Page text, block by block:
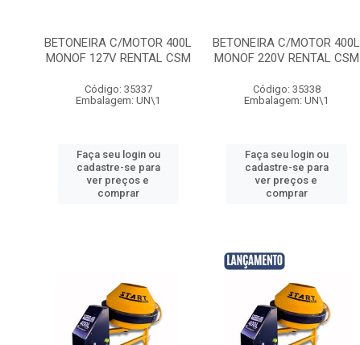
BETONEIRA C/MOTOR 400L
MONOF 127V RENTAL CSM
Código: 35337
Embalagem: UN\1
Faça seu login ou
cadastre-se para
ver preços e
comprar
BETONEIRA C/MOTOR 400L
MONOF 220V RENTAL CSM
Código: 35338
Embalagem: UN\1
Faça seu login ou
cadastre-se para
ver preços e
comprar